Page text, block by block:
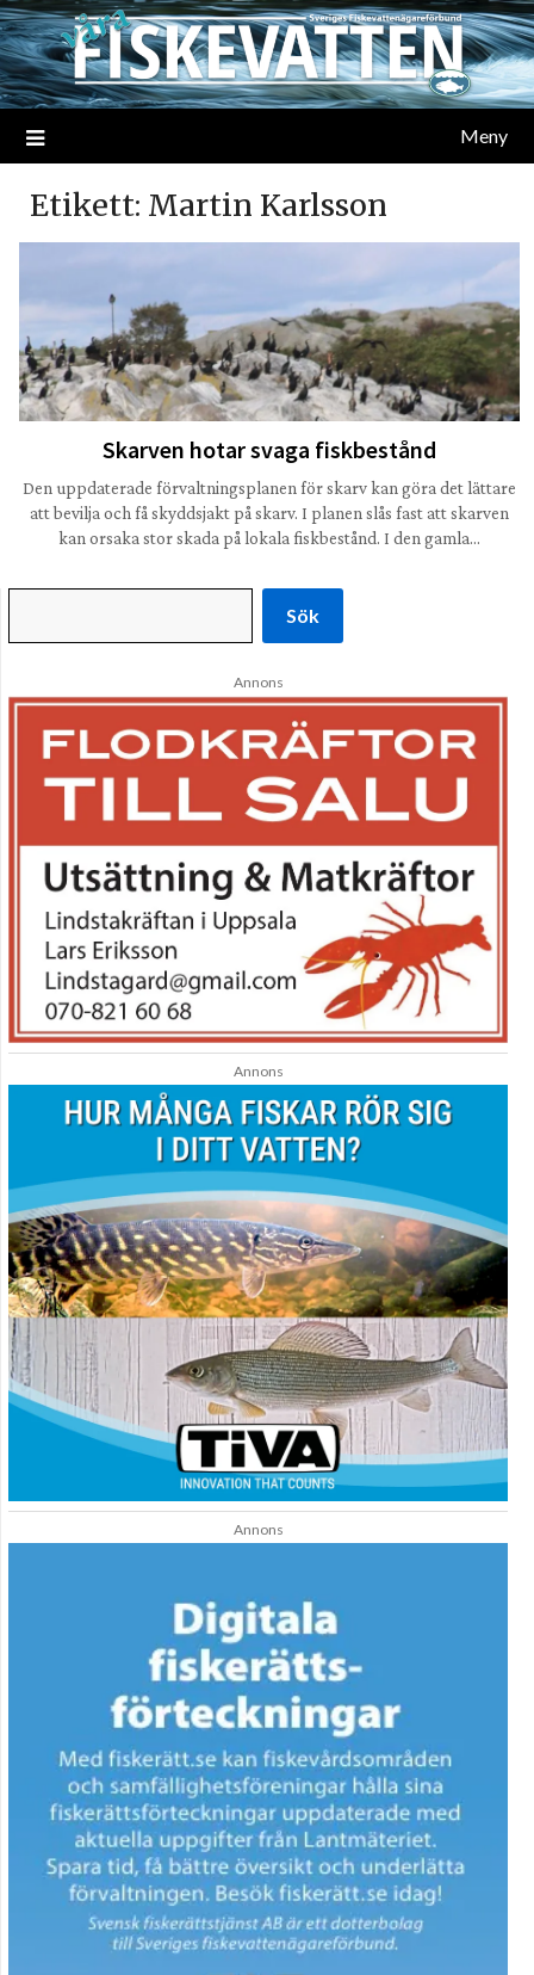
Meny
Etikett: Martin Karlsson
Skarven hotar svaga fiskbestånd
Den uppdaterade förvaltningsplanen för skarv kan göra det lättare
att bevilja och få skyddsjakt på skarv. I planen slås fast att skarven
kan orsaka stor skada på lokala fiskbestånd. I den gamla…
Sök
Annons
Annons
Annons